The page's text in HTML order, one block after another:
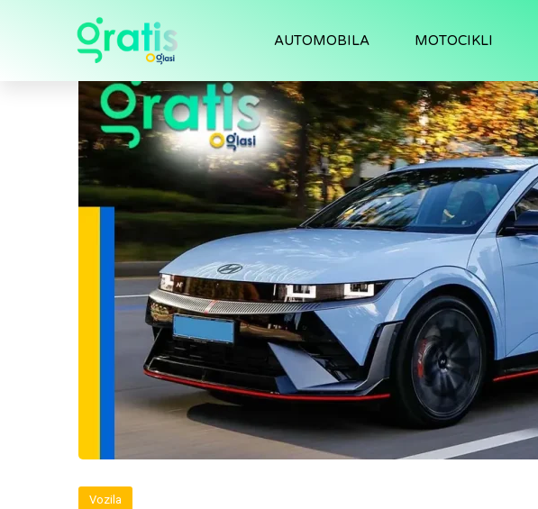
AUTOMOBILA MOTOCIKLI
Vozila